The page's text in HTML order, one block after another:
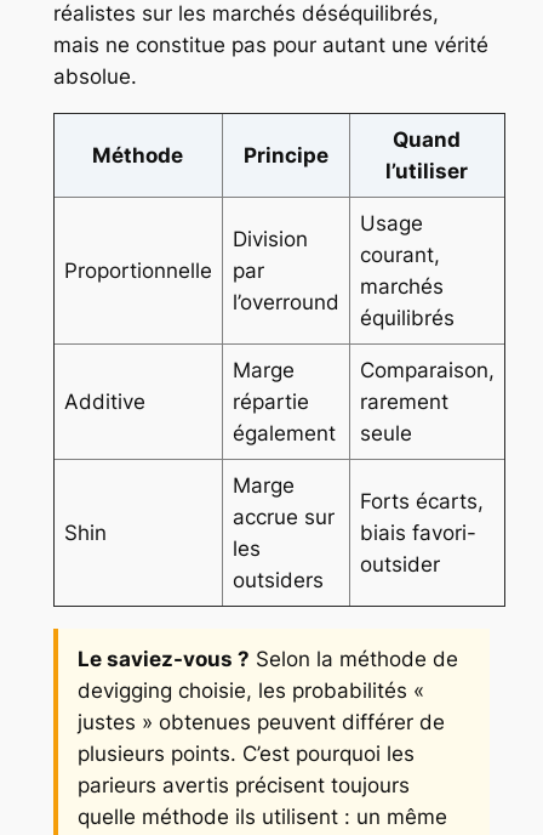
réalistes sur les marchés déséquilibrés,
mais ne constitue pas pour autant une vérité
absolue.
Méthode Principe
Quand
l’utiliser
Proportionnelle
Division
par
l’overround
Usage
courant,
marchés
équilibrés
Additive
Marge
répartie
également
Comparaison,
rarement
seule
Shin
Marge
accrue sur
les
outsiders
Forts écarts,
biais favori-
outsider
Le saviez-vous ? Selon la méthode de
devigging choisie, les probabilités «
justes » obtenues peuvent différer de
plusieurs points. C’est pourquoi les
parieurs avertis précisent toujours
quelle méthode ils utilisent : un même